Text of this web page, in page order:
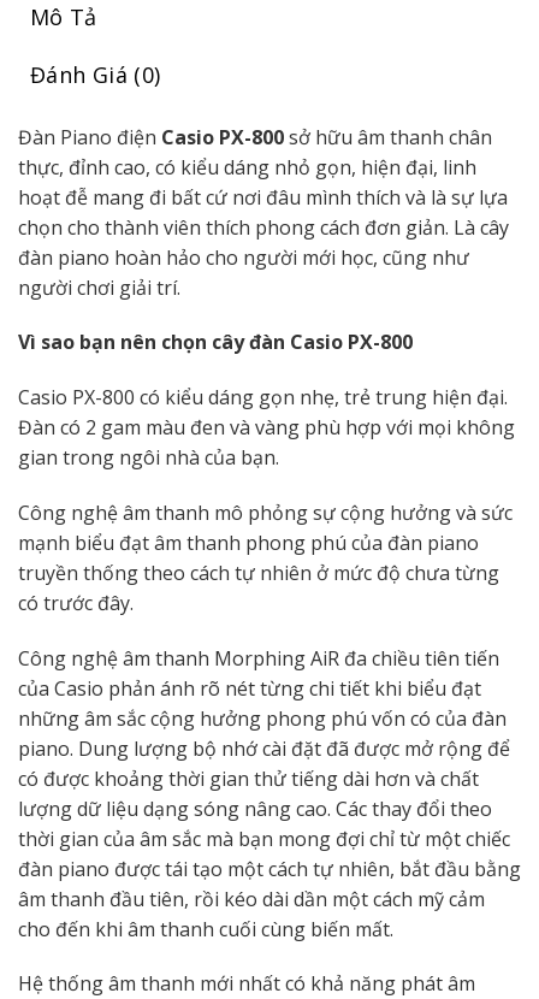
Mô Tả
Đánh Giá (0)
Đàn Piano điện Casio PX-800sở hữu âm thanh chân
thực, đỉnh cao, có kiểu dáng nhỏ gọn, hiện đại, linh
hoạt đễ mang đi bất cứ nơi đâu mình thích và là sự lựa
chọn cho thành viên thích phong cách đơn giản. Là cây
đàn piano hoàn hảo cho người mới học, cũng như
người chơi giải trí.
Vì sao bạn nên chọn cây đàn Casio PX-800
Casio PX-800 có kiểu dáng gọn nhẹ, trẻ trung hiện đại.
Đàn có 2 gam màu đen và vàng phù hợp với mọi không
gian trong ngôi nhà của bạn.
Công nghệ âm thanh mô phỏng sự cộng hưởng và sức
mạnh biểu đạt âm thanh phong phú của đàn piano
truyền thống theo cách tự nhiên ở mức độ chưa từng
có trước đây.
Công nghệ âm thanh Morphing AiR đa chiều tiên tiến
của Casio phản ánh rõ nét từng chi tiết khi biểu đạt
những âm sắc cộng hưởng phong phú vốn có của đàn
piano. Dung lượng bộ nhớ cài đặt đã được mở rộng để
có được khoảng thời gian thử tiếng dài hơn và chất
lượng dữ liệu dạng sóng nâng cao. Các thay đổi theo
thời gian của âm sắc mà bạn mong đợi chỉ từ một chiếc
đàn piano được tái tạo một cách tự nhiên, bắt đầu bằng
âm thanh đầu tiên, rồi kéo dài dần một cách mỹ cảm
cho đến khi âm thanh cuối cùng biến mất.
Hệ thống âm thanh mới nhất có khả năng phát âm